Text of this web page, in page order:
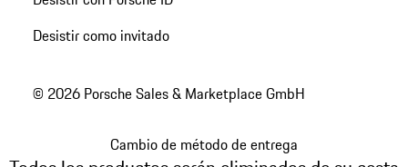
Desistir como invitado
© 2026 Porsche Sales & Marketplace GmbH
Cambio de método de entrega